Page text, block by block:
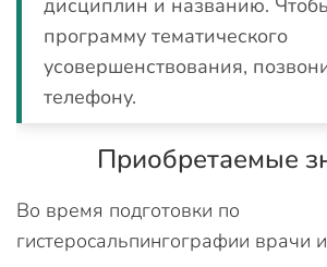
дисциплин и названию.
программу тематического
усовершенствования,
телефону.
Приобретаемые
Во время подготовки по
гистеросальпингографии врачи